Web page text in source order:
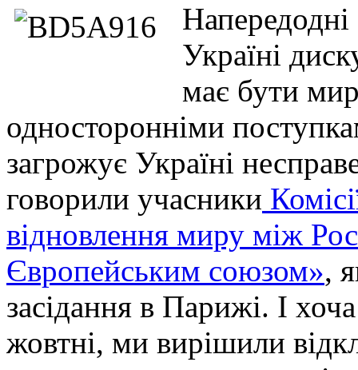
Україні
має бути
односторонніми
загрожує Україні
говорили учасники
відновлення миру між
Європейським союзом»,
засідання в Парижі. І
жовтні, ми вирішили